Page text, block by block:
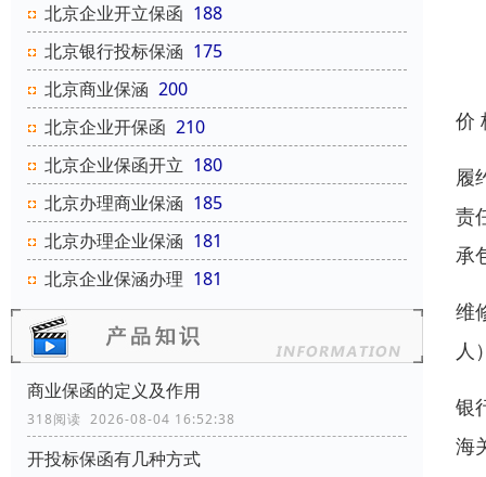
北京企业开立保函 188
北京银行投标保涵 175
北京商业保涵 200
北京企业开保函 210
北京企业保函开立 180
北京办理商业保涵 185
北京办理企业保涵 181
北京企业保涵办理 181
商业保函的定义及作用
318阅读 2026-08-04 16:52:38
开投标保函有几种方式
价
履
责
承
维
人
银
海